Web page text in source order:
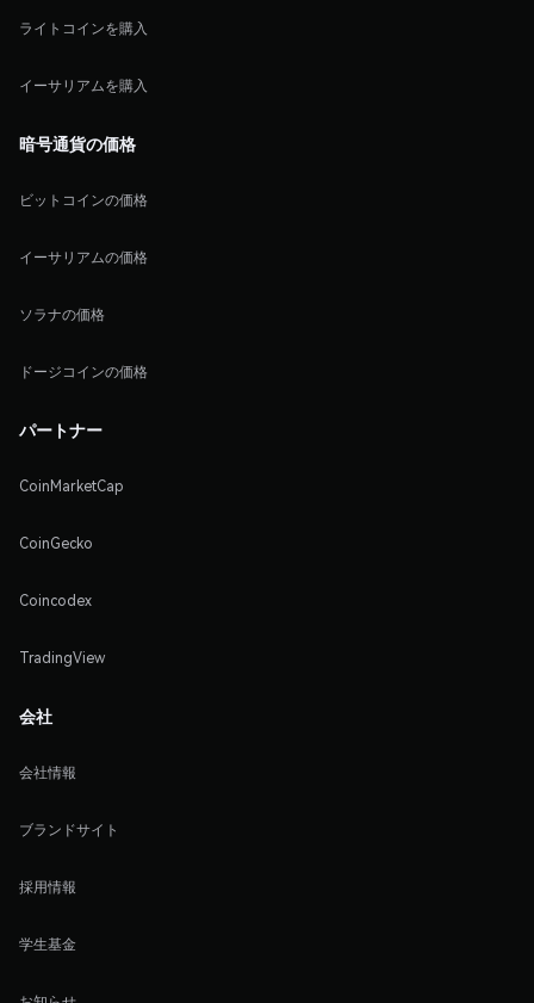
ライトコインを購入
イーサリアムを購入
暗号通貨の価格
ビットコインの価格
イーサリアムの価格
ソラナの価格
ドージコインの価格
パートナー
CoinMarketCap
CoinGecko
Coincodex
TradingView
会社
会社情報
ブランドサイト
採用情報
学生基金